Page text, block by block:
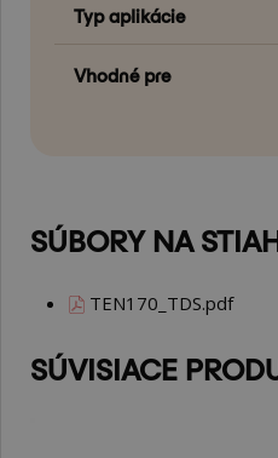
Typ aplikácie
Vhodné pre
SÚBORY NA
TEN170_TDS.pdf
SÚVISIACE